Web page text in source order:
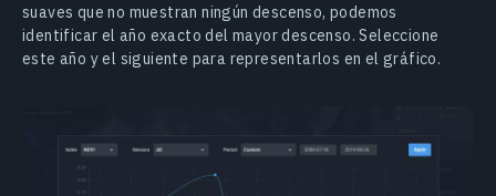
suaves que no muestran ningún descenso, podemos
identificar el año exacto del mayor descenso. Seleccione
este año y el siguiente para representarlos en el gráfico.